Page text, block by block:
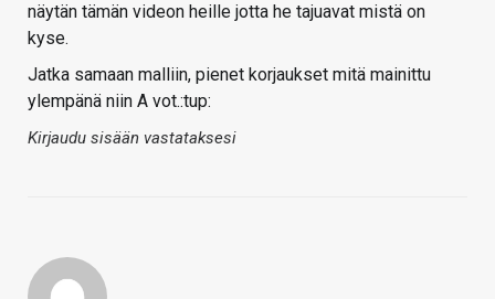
näytän tämän videon heille jotta he tajuavat mistä on
kyse.
Jatka samaan malliin, pienet korjaukset mitä mainittu
ylempänä niin A vot.:tup:
Kirjaudu sisään vastataksesi